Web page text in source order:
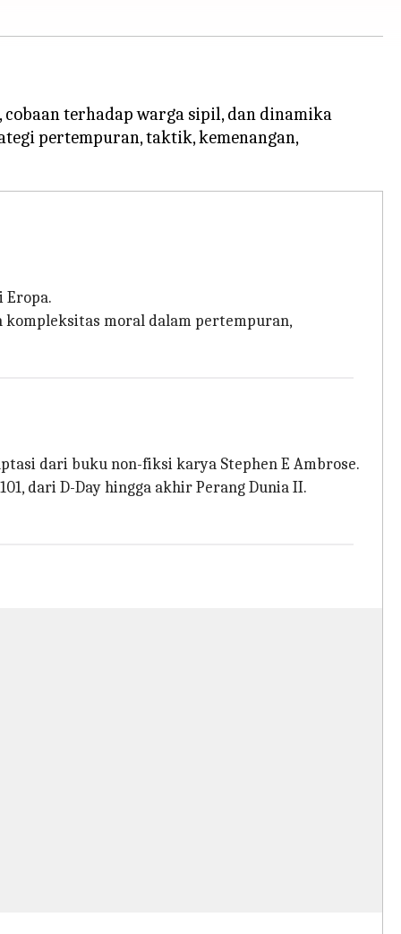
terhadap warga sipil, dan dinamika
pertempuran, taktik, kemenangan,
Eropa.
kompleksitas moral dalam pertempuran,
dari buku non-fiksi karya Stephen E Ambrose.
dari D-Day hingga akhir Perang Dunia II.